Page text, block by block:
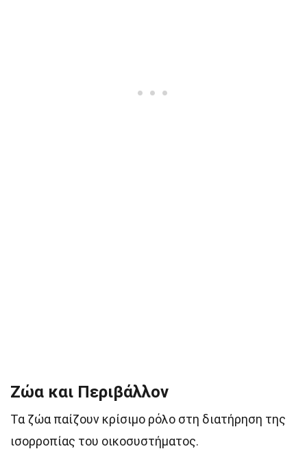
Ζώα και Περιβάλλον
Τα ζώα παίζουν κρίσιμο ρόλο στη διατήρηση της
ισορροπίας του οικοσυστήματος.